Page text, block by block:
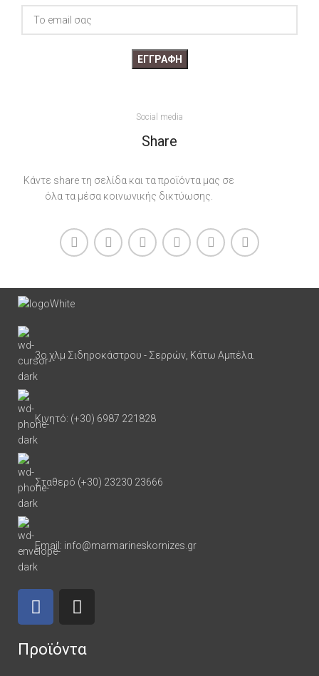
Social media
Share
Κάντε share τη σελίδα και τα προϊόντα μας σε
όλα τα μέσα κοινωνικής δικτύωσης.
3ο χλμ Σιδηροκάστρου - Σερρών, Κάτω Αμπέλα.
Κινητό: (+30) 6987 221828
Σταθερό (+30) 23230 23666
Email: info@marmarineskornizes.gr
Προϊόντα